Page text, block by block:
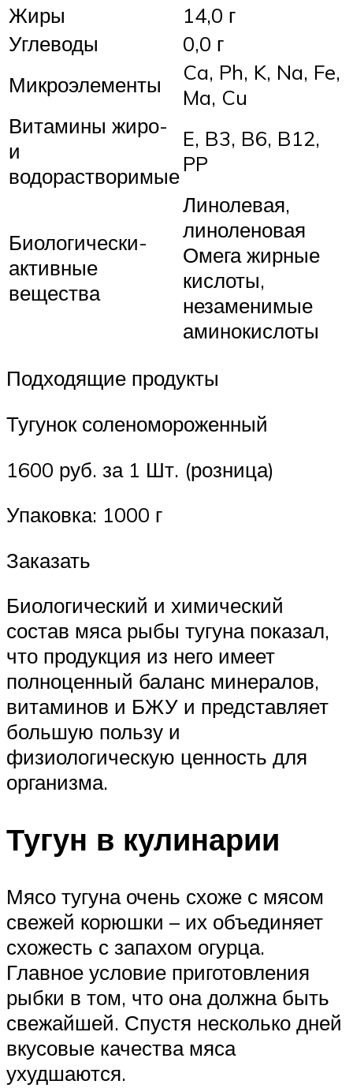
Жиры
14,0 г
Углеводы
0,0 г
Микроэлементы
Ca, Ph, K, Na, Fe,
Ma, Cu
Витамины жиро-
и
водорастворимые
E, B3, B6, B12,
PP
Биологически-
активные
вещества
Линолевая,
линоленовая
Омега жирные
кислоты,
незаменимые
аминокислоты
Подходящие продукты
Тугунок соленомороженный
1600 руб. за 1 Шт. (розница)
Упаковка: 1000 г
Заказать
Биологический и химический
состав мяса рыбы тугуна показал,
что продукция из него имеет
полноценный баланс минералов,
витаминов и БЖУ и представляет
большую пользу и
физиологическую ценность для
организма.
Тугун в кулинарии
Мясо тугуна очень схоже с мясом
свежей корюшки – их объединяет
схожесть с запахом огурца.
Главное условие приготовления
рыбки в том, что она должна быть
свежайшей. Спустя несколько дней
вкусовые качества мяса
ухудшаются.